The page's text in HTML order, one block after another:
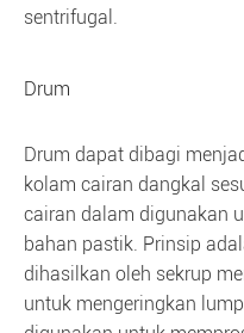
sentrifugal.
Drum
Drum dapat dibagi
kolam cairan dangkal
cairan dalam digunakan
bahan pastik. Prinsip
dihasilkan oleh sekrup
untuk mengeringkan